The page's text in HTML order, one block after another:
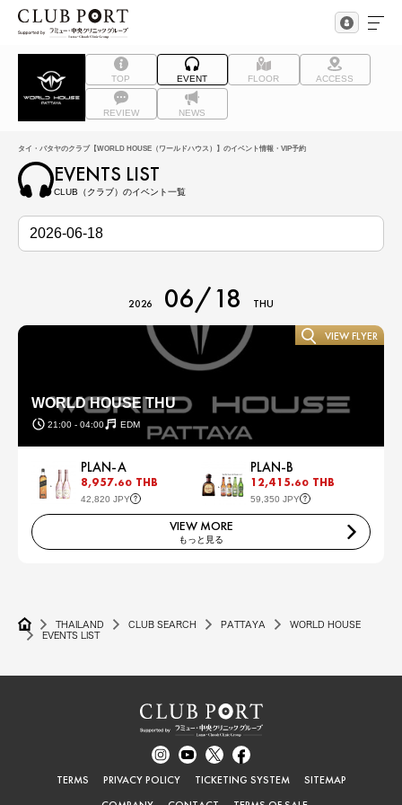
TOP EVENT FLOOR ACCESS
REVIEW NEWS
タイ・パタヤのクラブ【WORLD HOUSE（ワールドハウス）】のイベント情報・VIP予約
EVENTS LIST
CLUB（クラブ）のイベント一覧
2026 06/18 THU
WORLD HOUSE THU
21:00 - 04:00 EDM
VIEW FLYER
PLAN-A
8,957.60 THB
42,820 JPY
PLAN-B
12,415.60 THB
59,350 JPY
VIEW MORE
もっと見る
THAILAND CLUB SEARCH PATTAYA
WORLD HOUSE
EVENTS LIST
TERMS PRIVACY POLICY TICKETING SYSTEM
SITEMAP